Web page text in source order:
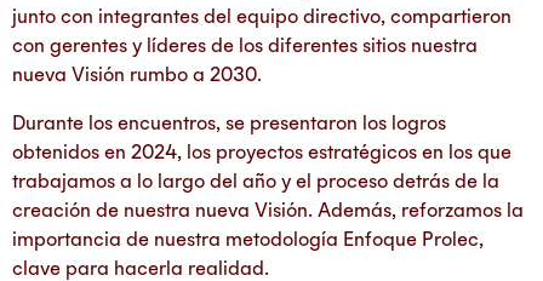
junto con integrantes del equipo directivo, compartieron
con gerentes y líderes de los diferentes sitios nuestra
nueva Visión rumbo a 2030.
Durante los encuentros, se presentaron los logros
obtenidos en 2024, los proyectos estratégicos en los que
trabajamos a lo largo del año y el proceso detrás de la
creación de nuestra nueva Visión. Además, reforzamos la
importancia de nuestra metodología Enfoque Prolec,
clave para hacerla realidad.